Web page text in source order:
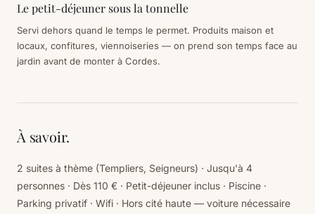
Le petit-déjeuner sous la tonnelle
Servi dehors quand le temps le permet. Produits maison et
locaux, confitures, viennoiseries — on prend son temps face au
jardin avant de monter à Cordes.
À savoir.
2 suites à thème (Templiers, Seigneurs) · Jusqu'à 4
personnes · Dès 110 € · Petit-déjeuner inclus · Piscine ·
Parking privatif · Wifi · Hors cité haute — voiture nécessaire